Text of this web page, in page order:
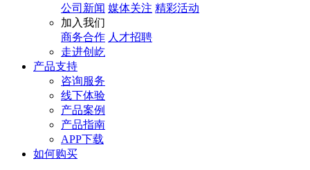
公司新闻 媒体关注 精彩活动
加入我们
商务合作 人才招聘
走进创屹
产品支持
咨询服务
线下体验
产品案例
产品指南
APP下载
如何购买